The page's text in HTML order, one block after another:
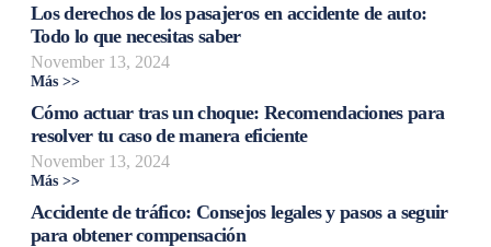
Los derechos de los pasajeros en accidente de auto:
Todo lo que necesitas saber
November 13, 2024
Más >>
Cómo actuar tras un choque: Recomendaciones para
resolver tu caso de manera eficiente
November 13, 2024
Más >>
Accidente de tráfico: Consejos legales y pasos a seguir
para obtener compensación